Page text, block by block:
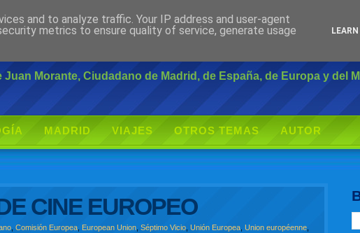
Morante, Ciudadano de Madrid, de España, de Europa y del
MADRID VIAJES OTROS TEMAS AUTOR
CINE EUROPEO
,Comisión Europea European Union ,Séptimo Vicio ,Unión Europea ,Union européenne
and to analyze traffic. Your IP address and user-agent
metrics to ensure quality of service, generate usage